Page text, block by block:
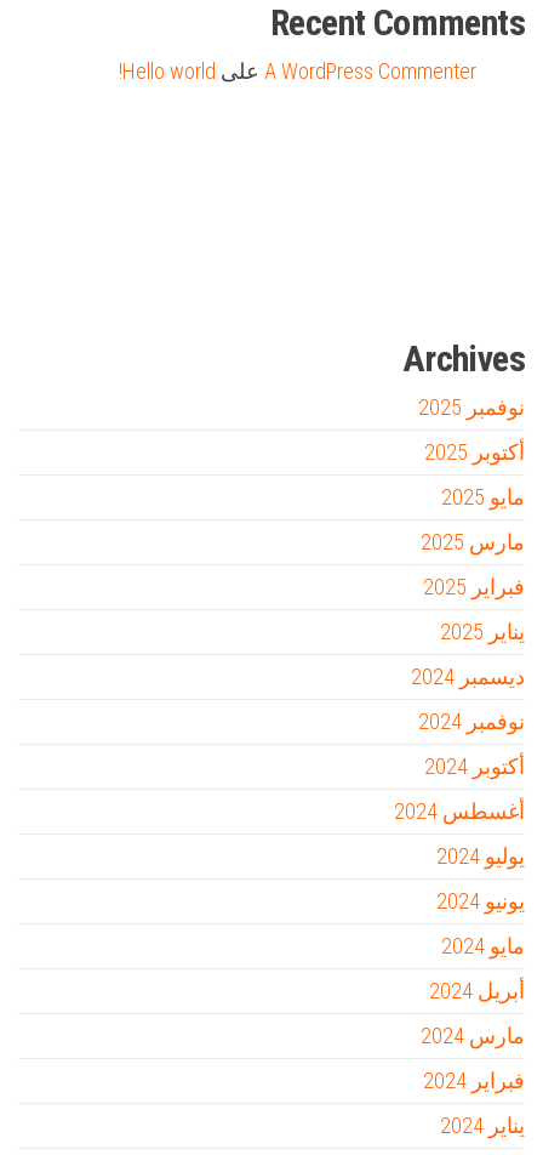
Recent Comments
A WordPress Commenter على Hello world!
Archives
نوفمبر 2025
أكتوبر 2025
مايو 2025
مارس 2025
فبراير 2025
يناير 2025
ديسمبر 2024
نوفمبر 2024
أكتوبر 2024
أغسطس 2024
يوليو 2024
يونيو 2024
مايو 2024
أبريل 2024
مارس 2024
فبراير 2024
يناير 2024